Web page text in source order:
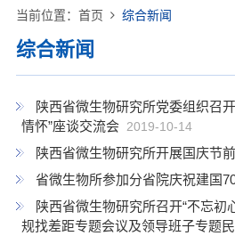
当前位置： 首页 综合新闻
综合新闻
陕西省微生物研究所党委组织召
情怀”座谈交流会 2019-10-14
陕西省微生物研究所开展国庆节
省微生物所参加分省院庆祝建国
陕西省微生物研究所召开“不忘初
规找差距专题会议及领导班子专题